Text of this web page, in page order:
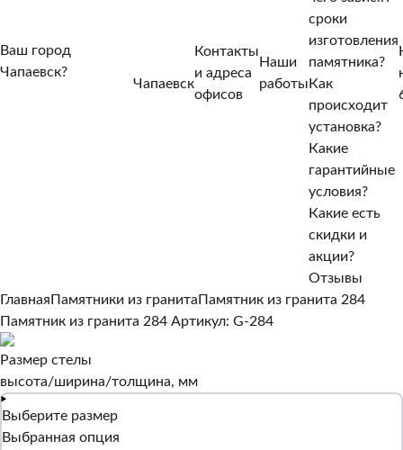
Ваш город
Чапаевск?
Чапаевск
Контакты
и адреса
офисов
Наши
работы
сроки
изготовления
памятника?
Как
происходит
установка?
Какие
гарантийные
условия?
Какие есть
скидки и
акции?
Отзывы
Главная Памятники из гранита Памятник из гранита 284
Памятник из гранита 284 Артикул: G-284
Размер стелы
высота/ширина/толщина, мм
Выберите размер
Выбранная опция